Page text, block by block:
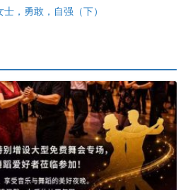
，勇敢，自强（下）